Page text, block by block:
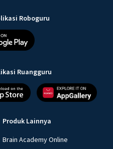
Roboguru
Ruangguru
Produk Lainnya
Brain Academy Online